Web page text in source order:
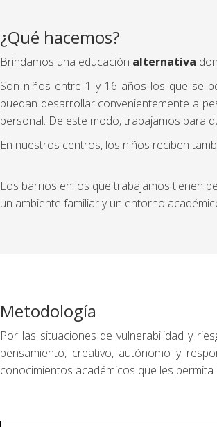
¿Qué hacemos?
Brindamos una educación alternativa
Son niños entre 1 y 16 años los que se
puedan desarrollar convenientemente a
personal. De este modo, trabajamos para
En nuestros centros, los niños reciben
Los barrios en los que trabajamos tienen
un ambiente familiar y un entorno
Metodología
Por las situaciones de vulnerabilidad y
pensamiento, creativo, autónomo y
conocimientos académicos que les